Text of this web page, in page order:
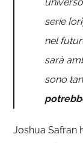
serie
nel
sarà
sono
Joshua Safran